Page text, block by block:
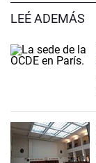
LEÉ ADEMÁS